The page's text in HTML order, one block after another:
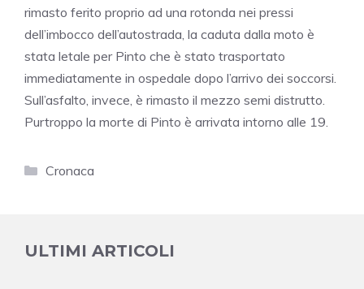
rimasto ferito proprio ad una rotonda nei pressi
dell’imbocco dell’autostrada, la caduta dalla moto è
stata letale per Pinto che è stato trasportato
immediatamente in ospedale dopo l’arrivo dei soccorsi.
Sull’asfalto, invece, è rimasto il mezzo semi distrutto.
Purtroppo la morte di Pinto è arrivata intorno alle 19.
Categorie
Cronaca
ULTIMI ARTICOLI